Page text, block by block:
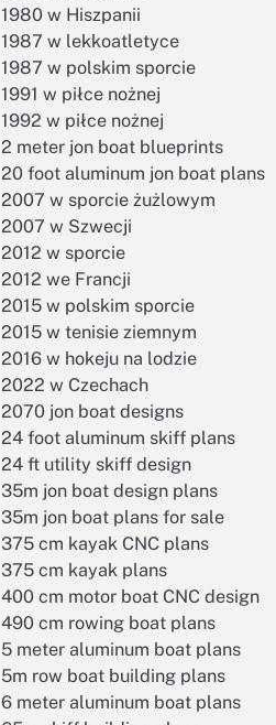
1980 w Hiszpanii
1987 w lekkoatletyce
1987 w polskim sporcie
1991 w piłce nożnej
1992 w piłce nożnej
2 meter jon boat blueprints
20 foot aluminum jon boat plans
2007 w sporcie żużlowym
2007 w Szwecji
2012 w sporcie
2012 we Francji
2015 w polskim sporcie
2015 w tenisie ziemnym
2016 w hokeju na lodzie
2022 w Czechach
2070 jon boat designs
24 foot aluminum skiff plans
24 ft utility skiff design
35m jon boat design plans
35m jon boat plans for sale
375 cm kayak CNC plans
375 cm kayak plans
400 cm motor boat CNC design
490 cm rowing boat plans
5 meter aluminum boat plans
5m row boat building plans
6 meter aluminum boat plans